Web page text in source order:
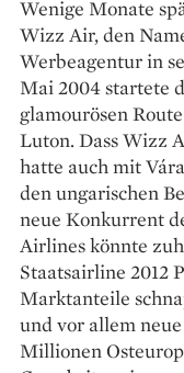
Wenige Monate
Wizz Air, den
Werbeagentur in
Mai 2004 startete
glamourösen
Luton. Dass Wizz
hatte auch mit
den ungarischen
neue Konkurrent
Airlines könnte
Staatsairline 2012
Marktanteile
und vor allem
Millionen